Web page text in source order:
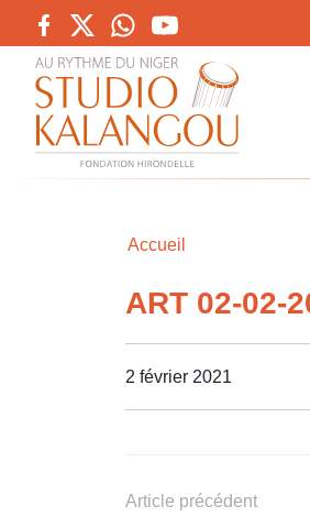
Accueil
ART 02-02-
2 février 2021
Article précédent